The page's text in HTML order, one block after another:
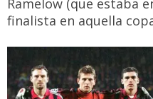
finalista en aquella